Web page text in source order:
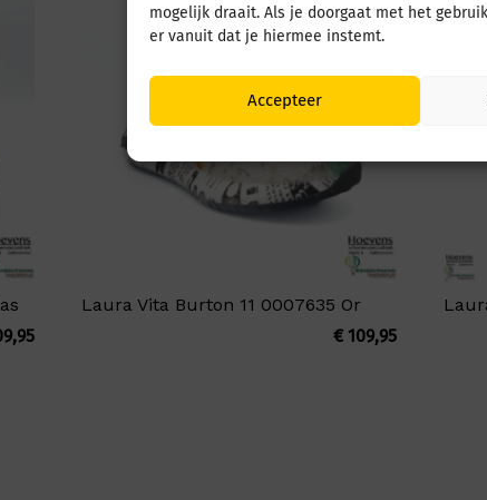
mogelijk draait. Als je doorgaat met het
er vanuit dat je hiermee instemt.
Accepteer
Laura Vita Burton 11 0007635 Or
€109,95